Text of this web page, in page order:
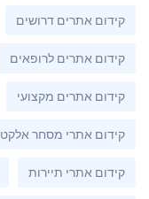
קידום אתרים דרושים
קידום אתרים לרופאים
קידום אתרים מקצועי
קידום אתרי מסחר
קידום אתרי תיירות